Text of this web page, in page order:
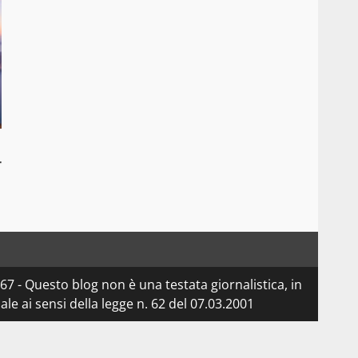
- Questo blog non è una testata giornalistica, in
sensi della legge n. 62 del 07.03.2001